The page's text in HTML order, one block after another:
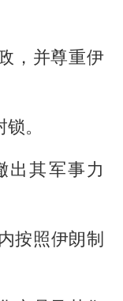
，并尊重伊
。
出其军事力
按照伊朗制